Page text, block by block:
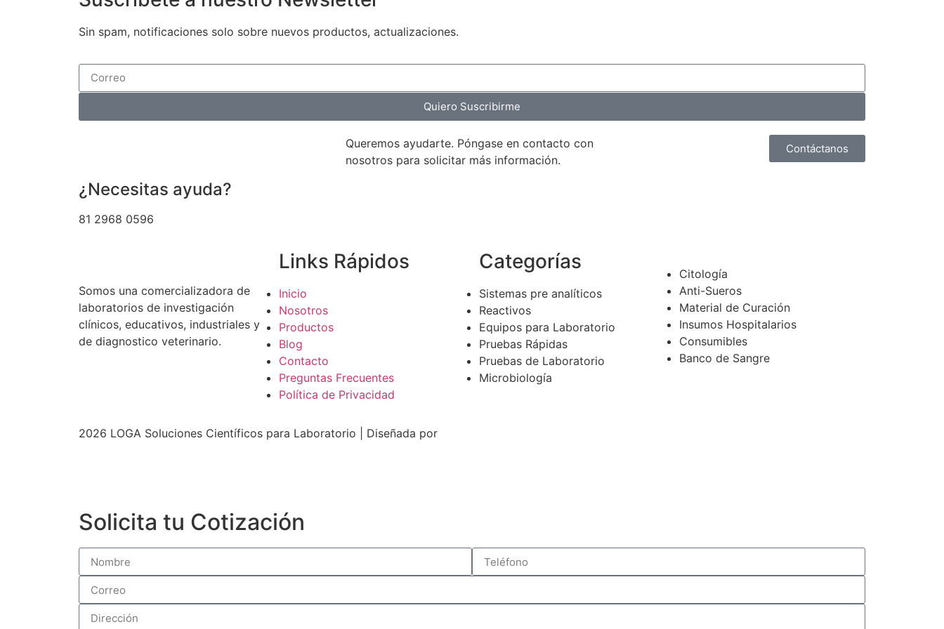
Sin spam, notificaciones solo sobre nuevos productos, actualizaciones.
Quiero Suscribirme
¿Necesitas ayuda?
81 2968 0596
Queremos ayudarte. Póngase en contacto con
nosotros para solicitar más información.
Contáctanos
Somos una comercializadora de
laboratorios de investigación
clínicos, educativos, industriales y
de diagnostico veterinario.
Links Rápidos
Inicio
Nosotros
Productos
Blog
Contacto
Preguntas Frecuentes
Política de Privacidad
Categorías
Sistemas pre analíticos
Reactivos
Equipos para Laboratorio
Pruebas Rápidas
Pruebas de Laboratorio
Microbiología
Citología
Anti-Sueros
Material de Curación
Insumos Hospitalarios
Consumibles
Banco de Sangre
2026 LOGA Soluciones Científicos para Laboratorio | Diseñada por
Solicita tu Cotización